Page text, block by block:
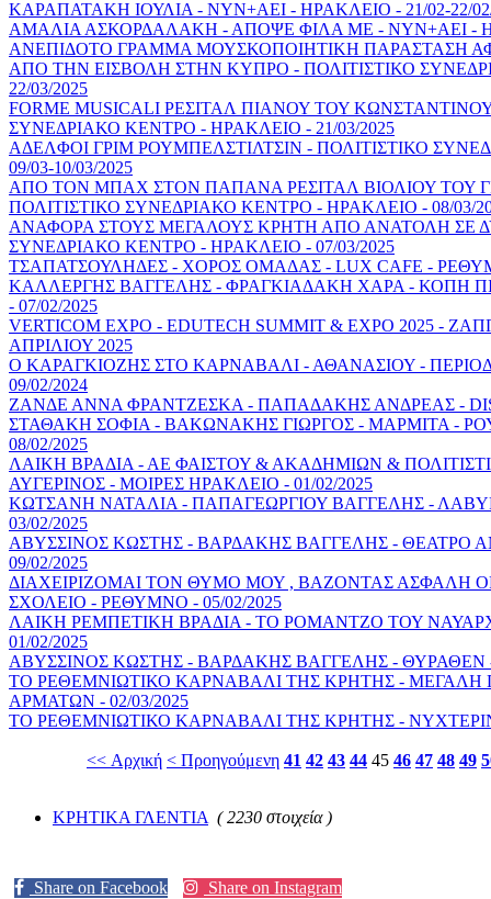
ΚΑΡΑΠΑΤΑΚΗ ΙΟΥΛΙΑ - ΝΥΝ+ΑΕΙ - ΗΡΑΚΛΕΙΟ - 21/02-22/
ΑΜΑΛΙΑ ΑΣΚΟΡΔΑΛΑΚΗ - ΑΠΟΨΕ ΦΙΛΑ ΜΕ - ΝΥΝ+ΑΕΙ -
ΑΝΕΠΙΔΟΤΟ ΓΡΑΜΜΑ ΜΟΥΣΚΟΠΟΙΗΤΙΚΗ ΠΑΡΑΣΤΑΣΗ
ΑΠΟ ΤΗΝ ΕΙΣΒΟΛΗ ΣΤΗΝ ΚΥΠΡΟ - ΠΟΛΙΤΙΣΤΙΚΟ
22/03/2025
FORME MUSICALI ΡΕΣΙΤΑΛ ΠΙΑΝΟΥ ΤΟΥ
ΣΥΝΕΔΡΙΑΚΟ ΚΕΝΤΡΟ - ΗΡΑΚΛΕΙΟ - 21/03/2025
ΑΔΕΛΦΟΙ ΓΡΙΜ ΡΟΥΜΠΕΛΣΤΙΛΤΣΙΝ - ΠΟΛΙΤΙΣΤΙΚΟ
09/03-10/03/2025
ΑΠΟ ΤΟΝ ΜΠΑΧ ΣΤΟΝ ΠΑΠΑΝΑ ΡΕΣΙΤΑΛ ΒΙΟΛΙΟΥ ΤΟΥ
ΠΟΛΙΤΙΣΤΙΚΟ ΣΥΝΕΔΡΙΑΚΟ ΚΕΝΤΡΟ - ΗΡΑΚΛΕΙΟ - 08/03/
ΑΝΑΦΟΡΑ ΣΤΟΥΣ ΜΕΓΑΛΟΥΣ ΚΡΗΤΗ ΑΠΟ ΑΝΑΤΟΛΗ ΣΕ
ΣΥΝΕΔΡΙΑΚΟ ΚΕΝΤΡΟ - ΗΡΑΚΛΕΙΟ - 07/03/2025
ΤΣΑΠΑΤΣΟΥΛΗΔΕΣ - ΧΟΡΟΣ ΟΜΑΔΑΣ - LUX CAFE -
ΚΑΛΛΕΡΓΗΣ ΒΑΓΓΕΛΗΣ - ΦΡΑΓΚΙΑΔΑΚΗ ΧΑΡΑ - ΚΟΠΗ
- 07/02/2025
VERTICOM EXPO - EDUTECH SUMMIT & EXPO 2025 -
ΑΠΡΙΛΙΟΥ 2025
Ο ΚΑΡΑΓΚΙΟΖΗΣ ΣΤΟ ΚΑΡΝΑΒΑΛΙ - ΑΘΑΝΑΣΙΟΥ -
09/02/2024
ΖΑΝΔΕ ΑΝΝΑ ΦΡΑΝΤΖΕΣΚΑ - ΠΑΠΑΔΑΚΗΣ ΑΝΔΡΕΑΣ -
ΣΤΑΘΑΚΗ ΣΟΦΙΑ - ΒΑΚΩΝΑΚΗΣ ΓΙΩΡΓΟΣ - ΜΑΡΜΙΤΑ -
08/02/2025
ΛΑΙΚΗ ΒΡΑΔΙΑ - ΑΕ ΦΑΙΣΤΟΥ & ΑΚΑΔΗΜΙΩΝ &
ΑΥΓΕΡΙΝΟΣ - ΜΟΙΡΕΣ ΗΡΑΚΛΕΙΟ - 01/02/2025
ΚΩΤΣΑΝΗ ΝΑΤΑΛΙΑ - ΠΑΠΑΓΕΩΡΓΙΟΥ ΒΑΓΓΕΛΗΣ -
03/02/2025
ΑΒΥΣΣΙΝΟΣ ΚΩΣΤΗΣ - ΒΑΡΔΑΚΗΣ ΒΑΓΓΕΛΗΣ - ΘΕΑΤΡΟ
09/02/2025
ΔΙΑΧΕΙΡΙΖΟΜΑΙ ΤΟΝ ΘΥΜΟ ΜΟΥ , ΒΑΖΟΝΤΑΣ ΑΣΦΑΛΗ
ΣΧΟΛΕΙΟ - ΡΕΘΥΜΝΟ - 05/02/2025
ΛΑΙΚΗ ΡΕΜΠΕΤΙΚΗ ΒΡΑΔΙΑ - ΤΟ ΡΟΜΑΝΤΖΟ ΤΟΥ
01/02/2025
ΑΒΥΣΣΙΝΟΣ ΚΩΣΤΗΣ - ΒΑΡΔΑΚΗΣ ΒΑΓΓΕΛΗΣ - ΘΥΡΑΘΕΝ -
ΤΟ ΡΕΘΕΜΝΙΩΤΙΚΟ ΚΑΡΝΑΒΑΛΙ ΤΗΣ ΚΡΗΤΗΣ -
ΑΡΜΑΤΩΝ - 02/03/2025
ΤΟ ΡΕΘΕΜΝΙΩΤΙΚΟ ΚΑΡΝΑΒΑΛΙ ΤΗΣ ΚΡΗΤΗΣ -
<< Αρχική < Προηγούμενη 41 42 43 44 45 46 47 48 49
ΚΡΗΤΙΚΑ ΓΛΕΝΤΙΑ ( 2230 στοιχεία )
Share on Facebook Share on Instagram